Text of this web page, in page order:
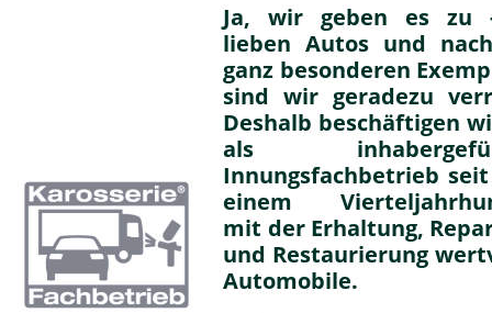
Ja, wir geben es zu
lieben Autos und
ganz besonderen
sind wir geradezu
Deshalb beschäftigen
als
Innungsfachbetrieb
einem
mit der Erhaltung,
und Restaurierung
Automobile.